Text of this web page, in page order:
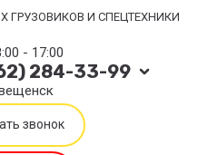
ГРУЗОВИКОВ И СПЕЦТЕХНИКИ
- 17:00
284-33-99
звонок